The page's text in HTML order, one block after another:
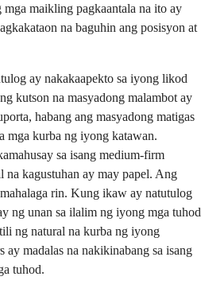
maikling pagkaantala na ito ay
na baguhin ang posisyon at
ay nakakaapekto sa iyong likod
kutson na masyadong malambot ay
habang ang masyadong matigas
mga kurba ng iyong katawan.
sa isang medium-firm
na kagustuhan ay may papel. Ang
rin. Kung ikaw ay natutulog
ng unan sa ilalim ng iyong mga tuhod
ng natural na kurba ng iyong
ay madalas na nakikinabang sa isang
tuhod.